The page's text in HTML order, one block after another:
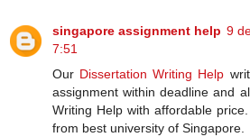
singapore assignment help 9
7:51
Our Dissertation Writing Help
assignment within deadline and
Writing Help with affordable
from best university of Singapore.